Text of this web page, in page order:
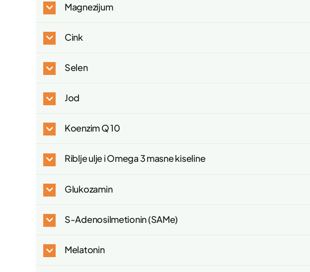
Magnezijum
Cink
Selen
Jod
Koenzim Q 10
Riblje ulje i Omega 3 masne kiseline
Glukozamin
S-Adenosilmetionin (SAMe)
Melatonin